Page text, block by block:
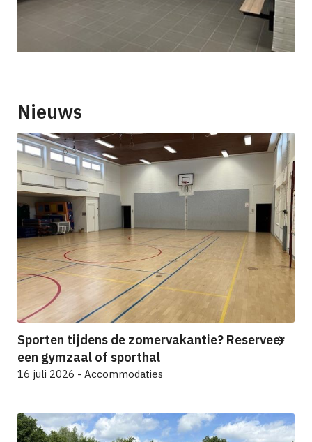
Nieuws
Sporten tijdens de zomervakantie? Reserveer
een gymzaal of sporthal
16 juli 2026 - Accommodaties